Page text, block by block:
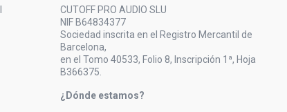
CUTOFF PRO AUDIO SLU
NIF B64834377
Sociedad inscrita en el Registro Mercantil de
Barcelona,
en el Tomo 40533, Folio 8, Inscripción 1ª, Hoja
B366375.
¿Dónde estamos?